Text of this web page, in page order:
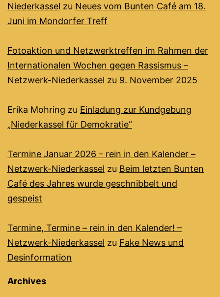
Niederkassel zu Neues vom Bunten Café am 18.
Juni im Mondorfer Treff
Fotoaktion und Netzwerktreffen im Rahmen der
Internationalen Wochen gegen Rassismus –
Netzwerk-Niederkassel zu 9. November 2025
Erika Mohring zu Einladung zur Kundgebung
„Niederkassel für Demokratie“
Termine Januar 2026 – rein in den Kalender –
Netzwerk-Niederkassel zu Beim letzten Bunten
Café des Jahres wurde geschnibbelt und
gespeist
Termine, Termine – rein in den Kalender! –
Netzwerk-Niederkassel zu Fake News und
Desinformation
Archives